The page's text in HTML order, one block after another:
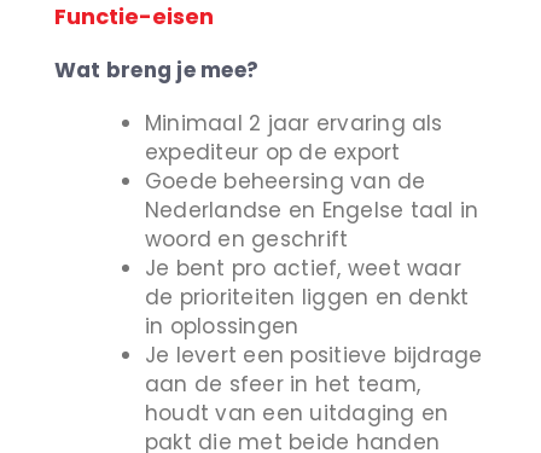
Functie-eisen
Wat breng je mee?
Minimaal 2 jaar ervaring als
expediteur op de export
Goede beheersing van de
Nederlandse en Engelse taal in
woord en geschrift
Je bent pro actief, weet waar
de prioriteiten liggen en denkt
in oplossingen
Je levert een positieve bijdrage
aan de sfeer in het team,
houdt van een uitdaging en
pakt die met beide handen